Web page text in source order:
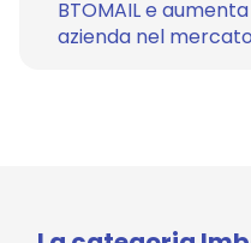
BTOMAIL e
azienda nel mercato